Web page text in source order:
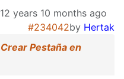
12 years 10 months ago
#234042by Hertak
Crear Pestaña en